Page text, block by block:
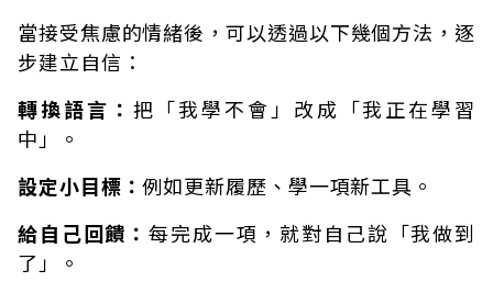
當接受焦慮的情緒後，可以透過以下幾個方法，逐
步建立自信：
轉換語言： 把「我學不會」改成「我正在學習
中」。
設定小目標：例如更新履歷、學一項新工具。
給自己回饋：每完成一項，就對自己說「我做到
了」。